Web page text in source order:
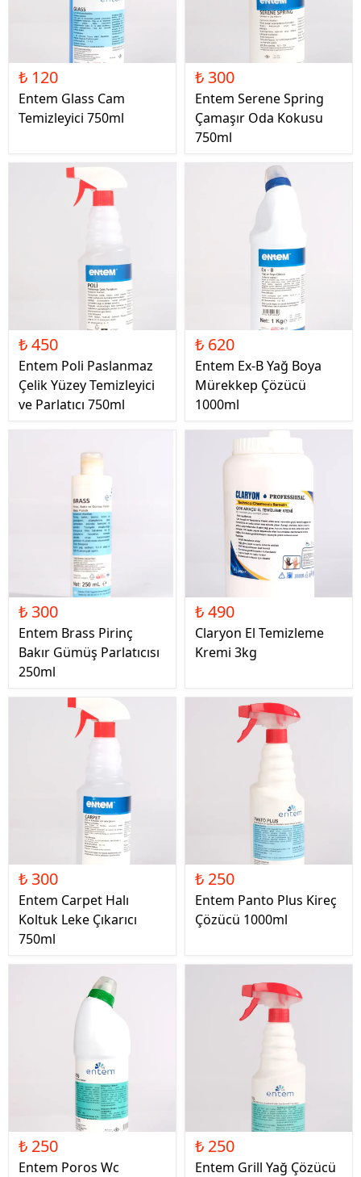
₺ 120
Entem Glass Cam
Temizleyici 750ml
₺ 300
Entem Serene Spring
Çamaşır Oda Kokusu
750ml
₺ 450
Entem Poli Paslanmaz
Çelik Yüzey Temizleyici
ve Parlatıcı 750ml
₺ 620
Entem Ex-B Yağ Boya
Mürekkep Çözücü
1000ml
₺ 300
Entem Brass Pirinç
Bakır Gümüş Parlatıcısı
250ml
₺ 490
Claryon El Temizleme
Kremi 3kg
₺ 300
Entem Carpet Halı
Koltuk Leke Çıkarıcı
750ml
₺ 250
Entem Panto Plus Kireç
Çözücü 1000ml
₺ 250
Entem Poros Wc
₺ 250
Entem Grill Yağ Çözücü